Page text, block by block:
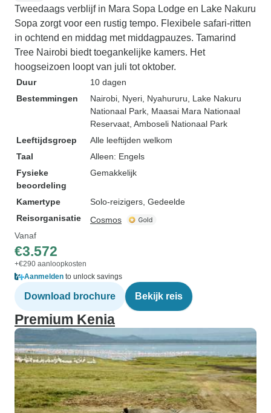
Tweedaags verblijf in Mara Sopa Lodge en Lake Nakuru
Sopa zorgt voor een rustig tempo. Flexibele safari-ritten
in ochtend en middag met middagpauzes. Tamarind
Tree Nairobi biedt toegankelijke kamers. Het
hoogseizoen loopt van juli tot oktober.
Duur
10 dagen
Bestemmingen
Nairobi , Nyeri , Nyahururu , Lake Nakuru
Nationaal Park , Maasai Mara Nationaal
Reservaat , Amboseli Nationaal Park
Leeftijdsgroep
Alle leeftijden welkom
Taal
Alleen: Engels
Fysieke
beoordeling
Gemakkelijk
Kamertype
Solo-reizigers, Gedeelde
Reisorganisatie
Cosmos
Vanaf
€3.572
+€290 aanloopkosten
Aanmelden to unlock savings
Download brochure Bekijk reis
Premium Kenia